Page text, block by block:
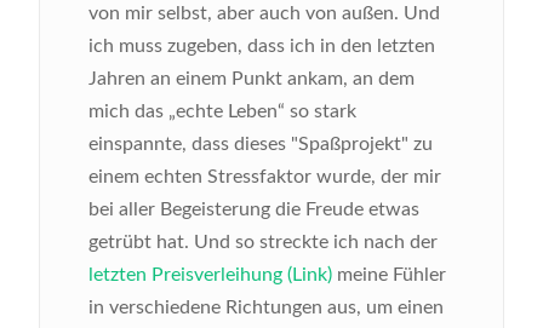
von mir selbst, aber auch von außen. Und
ich muss zugeben, dass ich in den letzten
Jahren an einem Punkt ankam, an dem
mich das „echte Leben“ so stark
einspannte, dass dieses "Spaßprojekt" zu
einem echten Stressfaktor wurde, der mir
bei aller Begeisterung die Freude etwas
getrübt hat. Und so streckte ich nach der
letzten Preisverleihung (Link) meine Fühler
in verschiedene Richtungen aus, um einen